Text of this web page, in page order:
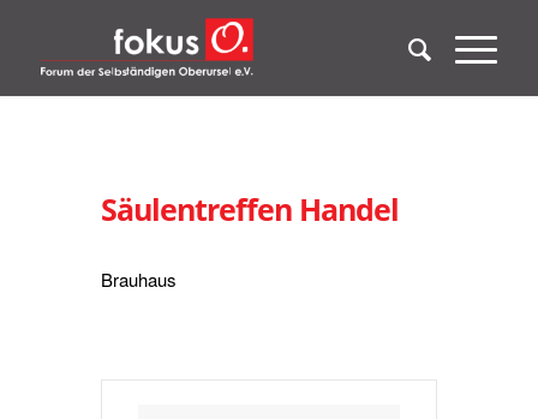
Säulentreffen Handel
Brauhaus